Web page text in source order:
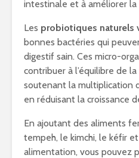
intestinale et à améliorer la
Les probiotiques naturels
bonnes bactéries qui
digestif sain. Ces micro-
contribuer à l’équilibre de
soutenant la multiplication
en réduisant la croissance
En ajoutant des aliments
tempeh, le kimchi, le kéfir
alimentation, vous pouvez